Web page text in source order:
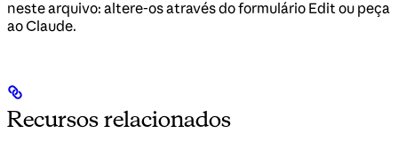
neste arquivo: altere-os através do formulário Edit ou peça
ao Claude.
Recursos relacionados